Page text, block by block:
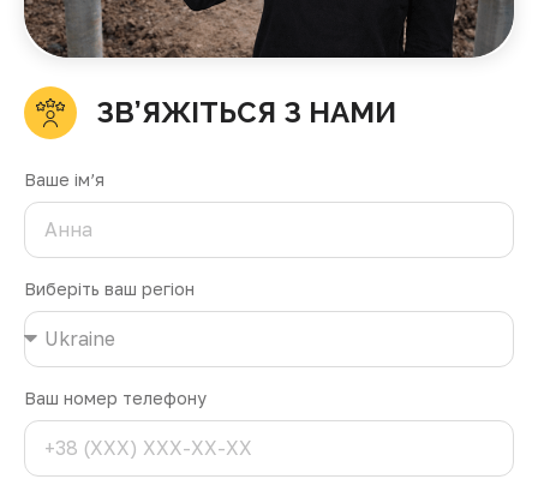
ЗВ’ЯЖІТЬСЯ З НАМИ
Ваше ім’я
Виберіть ваш регіон
Ваш номер телефону